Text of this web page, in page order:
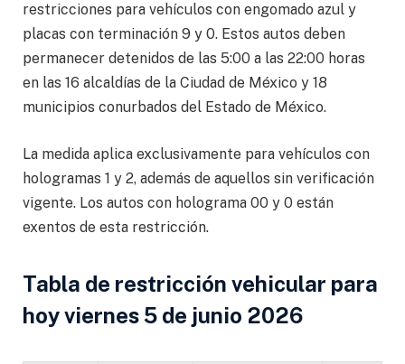
restricciones para vehículos con engomado azul y
placas con terminación 9 y 0. Estos autos deben
permanecer detenidos de las 5:00 a las 22:00 horas
en las 16 alcaldías de la Ciudad de México y 18
municipios conurbados del Estado de México.
La medida aplica exclusivamente para vehículos con
hologramas 1 y 2, además de aquellos sin verificación
vigente. Los autos con holograma 00 y 0 están
exentos de esta restricción.
Tabla de restricción vehicular para
hoy viernes 5 de junio 2026